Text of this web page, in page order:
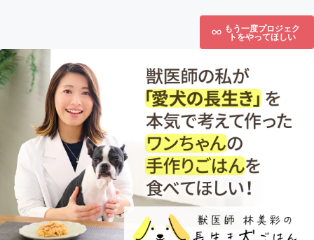
もう一度プロジェク
トをやってほしい